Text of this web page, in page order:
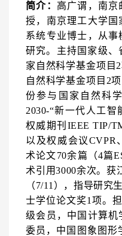
简介： 高广谓，南京
授，南京理工大学国
系统专业博士，从事
研究。主持国家级、
家自然科学基金项目
自然科学基金项目2
份参与国家自然科
2030-“新一代人工
权威期刊IEEE TIP/
以及权威会议
术论文70余篇（4篇
术引用3000余次。获
（7/11），指导研究
士学位论文奖1项。
级会员，中国计算机
委员，中国图象图形